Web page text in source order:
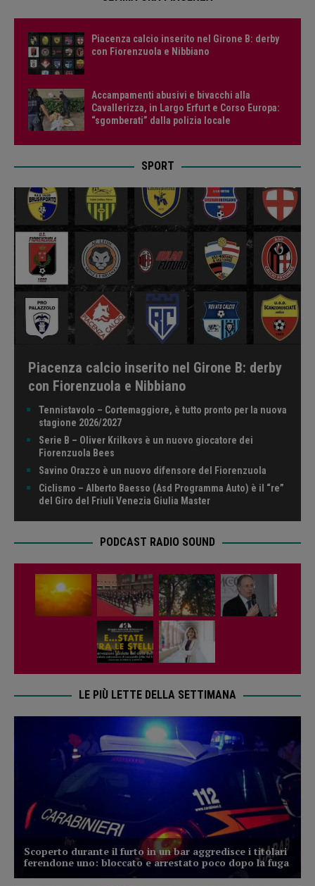
Piacenza calcio inserito nel Girone B: derby
con Fiorenzuola e Nibbiano
Accampamenti abusivi e bivacchi alla
Cavallerizza, in Largo Erfurt e Corso Europa:
“sgomberati” dalla polizia locale
SPORT
Piacenza calcio inserito nel Girone B: derby
con Fiorenzuola e Nibbiano
Tennistavolo – Cortemaggiore, è tutto pronto per la nuova
stagione 2026/2027
Serie B – Oliver Krilkovs è un nuovo giocatore dei
Fiorenzuola Bees
Savino Orazzo è un nuovo difensore del Fiorenzuola
Ciclismo – Alberto Baesso (Asd Programma Auto) è il “re”
del Giro del Friuli Venezia Giulia Master
PODCAST RADIO SOUND
LE PIÙ LETTE DELLA SETTIMANA